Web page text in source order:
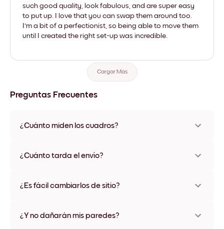
such good quality, look fabulous, and are super easy
to put up. I love that you can swap them around too.
I'm a bit of a perfectionist, so being able to move them
until I created the right set-up was incredible.
Cargar Más
Preguntas Frecuentes
¿Cuánto miden los cuadros?
varios materiales y colores de marco, incluidas opciones sin
¿Cuánto tarda el envío?
disponibles en algunos países. Te enviaremos un número de
¿Es fácil cambiarlos de sitio?
ningún daño
¿Y no dañarán mis paredes?